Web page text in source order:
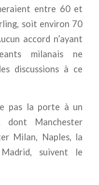
entre 60 et
soit environ 70
accord n’ayant
milanais ne
discussions à ce
pas la porte à un
dont Manchester
Milan, Naples, la
suivent le